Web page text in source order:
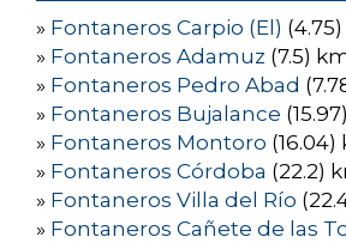
» Fontaneros Carpio (El)
» Fontaneros Adamuz (7.5)
» Fontaneros Pedro Abad
» Fontaneros Bujalance
» Fontaneros Montoro (16.04)
» Fontaneros Córdoba (22.2)
» Fontaneros Villa del Río
» Fontaneros Cañete de las